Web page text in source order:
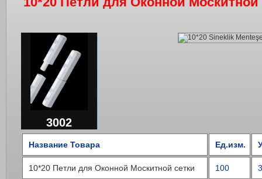
3002
Название Товара Ед.изм.
10*20 Петли для Оконной Москитной сетки 100